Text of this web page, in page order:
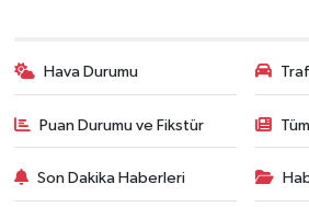
Hava Durumu
Puan Durumu ve Fikstür
Son Dakika Haberleri